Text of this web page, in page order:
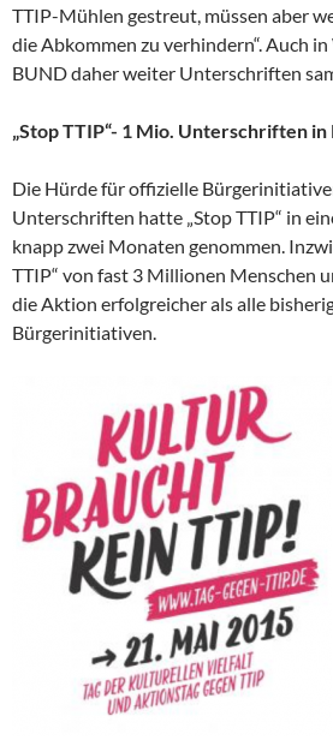
TTIP-Mühlen gestreut, müssen aber
die Abkommen zu verhindern“. Auch
BUND daher weiter Unterschriften
„Stop TTIP“- 1 Mio. Unterschriften
Die Hürde für offizielle
Unterschriften hatte „Stop TTIP“ in
knapp zwei Monaten genommen.
TTIP“ von fast 3 Millionen Menschen
die Aktion erfolgreicher als alle
Bürgerinitiativen.